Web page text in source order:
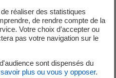
réaliser des statistiques
de rendre compte de la
Votre choix d’accepter ou
pas votre navigation sur le
sont dispensés du
plus ou vous y opposer.